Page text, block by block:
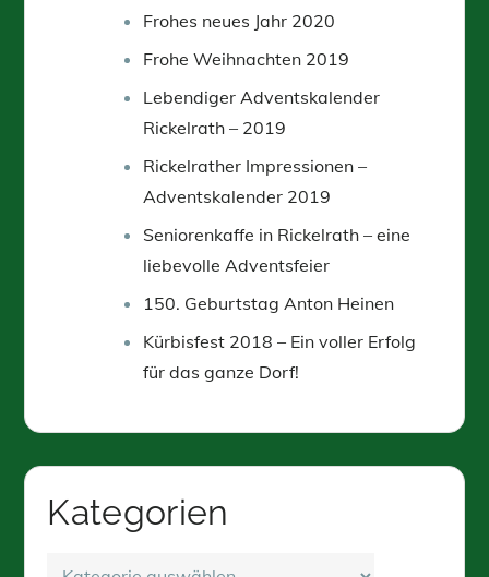
Frohes neues Jahr 2020
Frohe Weihnachten 2019
Lebendiger Adventskalender
Rickelrath – 2019
Rickelrather Impressionen –
Adventskalender 2019
Seniorenkaffe in Rickelrath – eine
liebevolle Adventsfeier
150. Geburtstag Anton Heinen
Kürbisfest 2018 – Ein voller Erfolg
für das ganze Dorf!
Kategorien
Kategorien